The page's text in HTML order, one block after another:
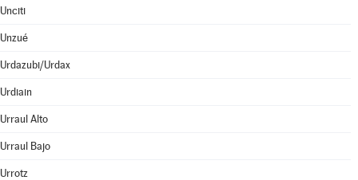
Unciti
Unzué
Urdazubi/Urdax
Urdiain
Urraul Alto
Urraul Bajo
Urrotz